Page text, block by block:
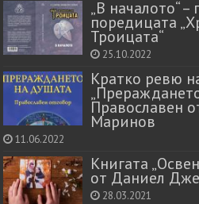
„В началото“
поредицата
Троицата“
25.10.2022
Кратко ревю
Православен
Маринов
11.06.2022
Книгата
от Даниел
28.03.2021